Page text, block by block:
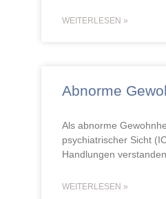
WEITERLESEN »
Abnorme
Als abnorme
psychiatrischer Sicht
Handlungen verstanden,
WEITERLESEN »